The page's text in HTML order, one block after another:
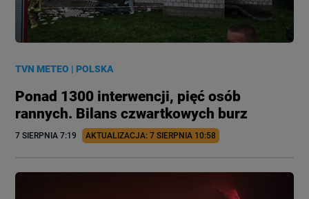
TVN METEO |POLSKA
Ponad 1300 interwencji, pięć osób
rannych. Bilans czwartkowych burz
7 SIERPNIA 7:19 AKTUALIZACJA: 7 SIERPNIA 10:58